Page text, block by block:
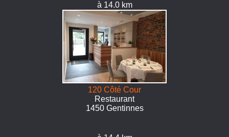
à 14.0 km
120 Côté Cour
Restaurant
1450 Gentinnes